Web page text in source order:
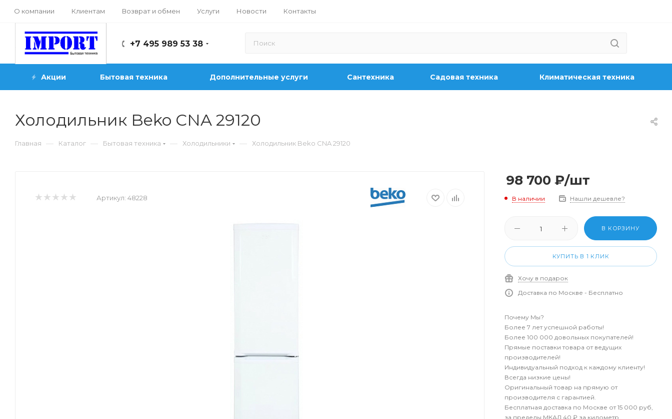
О компании Клиентам Возврат и обмен Услуги Новости Контакты
+7 495 989 53 38
Акции Бытовая техника Дополнительные услуги Сантехника Садовая техника Климатическая техника
Холодильник Beko CNA 29120
Главная — Каталог — Бытовая техника — Холодильники — Холодильник Beko CNA 29120
Артикул: 48228
98 700 ₽/шт
В наличии Нашли дешевле?
В КОРЗИНУ
КУПИТЬ В 1 КЛИК
Хочу в подарок
Доставка по Москве - Бесплатно
Почему Мы?
Более 7 лет успешной работы!
Более 100 000 довольных покупателей!
Прямые поставки товара от ведущих
производителей!
Индивидуальный подход к каждому клиенту!
Всегда низкие цены!
Оригинальный товар на прямую от
производителя с гарантией.
Бесплатная доставка по Москве от 15 000 руб,
за пределы МКАД 40 ₽ за километр.